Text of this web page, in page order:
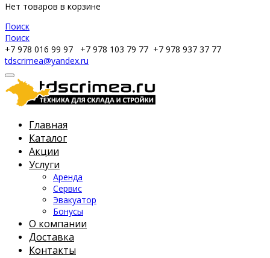
Нет товаров в корзине
Поиск
Поиск
+7 978 016 99 97
+7 978 103 79 77 +7 978 937 37 77
tdscrimea@yandex.ru
Главная
Каталог
Акции
Услуги
Аренда
Сервис
Эвакуатор
Бонусы
О компании
Доставка
Контакты